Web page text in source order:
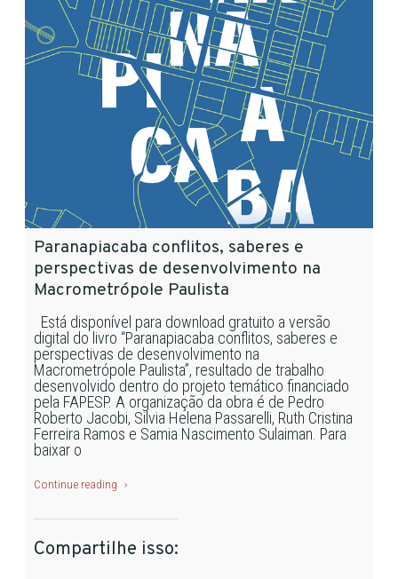
Paranapiacaba conflitos, saberes e
perspectivas de desenvolvimento na
Macrometrópole Paulista
Está disponível para download gratuito a versão
digital do livro “Paranapiacaba conflitos, saberes e
perspectivas de desenvolvimento na
Macrometrópole Paulista”, resultado de trabalho
desenvolvido dentro do projeto temático financiado
pela FAPESP. A organização da obra é de Pedro
Roberto Jacobi, Silvia Helena Passarelli, Ruth Cristina
Ferreira Ramos e Samia Nascimento Sulaiman. Para
baixar o
Continue reading
Compartilhe isso: